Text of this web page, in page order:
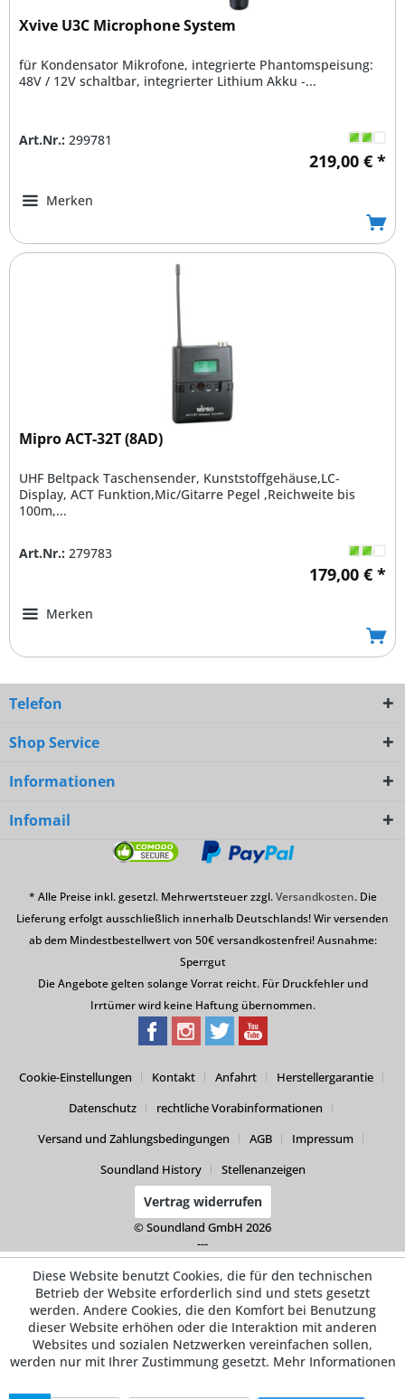
Xvive U3C Microphone System
für Kondensator Mikrofone, integrierte Phantomspeisung:
48V / 12V schaltbar, integrierter Lithium Akku -...
Art.Nr.: 299781
219,00 € *
Merken
Mipro ACT-32T (8AD)
UHF Beltpack Taschensender, Kunststoffgehäuse,LC-
Display, ACT Funktion,Mic/Gitarre Pegel ,Reichweite bis
100m,...
Art.Nr.: 279783
179,00 € *
Merken
Telefon
Shop Service
Informationen
Infomail
* Alle Preise inkl. gesetzl. Mehrwertsteuer zzgl.Versandkosten. Die
Lieferung erfolgt ausschließlich innerhalb Deutschlands! Wir versenden
ab dem Mindestbestellwert von 50€ versandkostenfrei! Ausnahme:
Sperrgut
Die Angebote gelten solange Vorrat reicht. Für Druckfehler und
Irrtümer wird keine Haftung übernommen.
Cookie-Einstellungen Kontakt Anfahrt
Herstellergarantie
Datenschutz
rechtliche Vorabinformationen
Versand und Zahlungsbedingungen
AGB
Impressum
Soundland History
Stellenanzeigen
Vertrag widerrufen
© Soundland GmbH 2026
---
Diese Website benutzt Cookies, die für den technischen
Betrieb der Website erforderlich sind und stets gesetzt
werden. Andere Cookies, die den Komfort bei Benutzung
dieser Website erhöhen oder die Interaktion mit anderen
Websites und sozialen Netzwerken vereinfachen sollen,
werden nur mit Ihrer Zustimmung gesetzt. Mehr Informationen